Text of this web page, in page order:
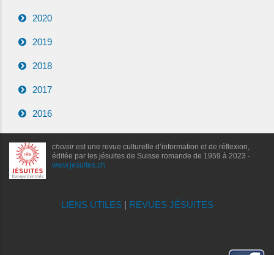
2020
2019
2018
2017
2016
choisirest une revue culturelle d’information et de réflexion,
éditée par les jésuites de Suisse romande de 1959 à 2023 -
www.jesuites.ch
LIENS UTILES| REVUES JÉSUITES